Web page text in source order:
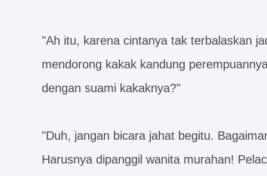
"Ah itu, karena cintanya tak terbalaskan
mendorong kakak kandung
dengan suami kakaknya?"
"Duh, jangan bicara jahat begitu.
Harusnya dipanggil wanita murahan!